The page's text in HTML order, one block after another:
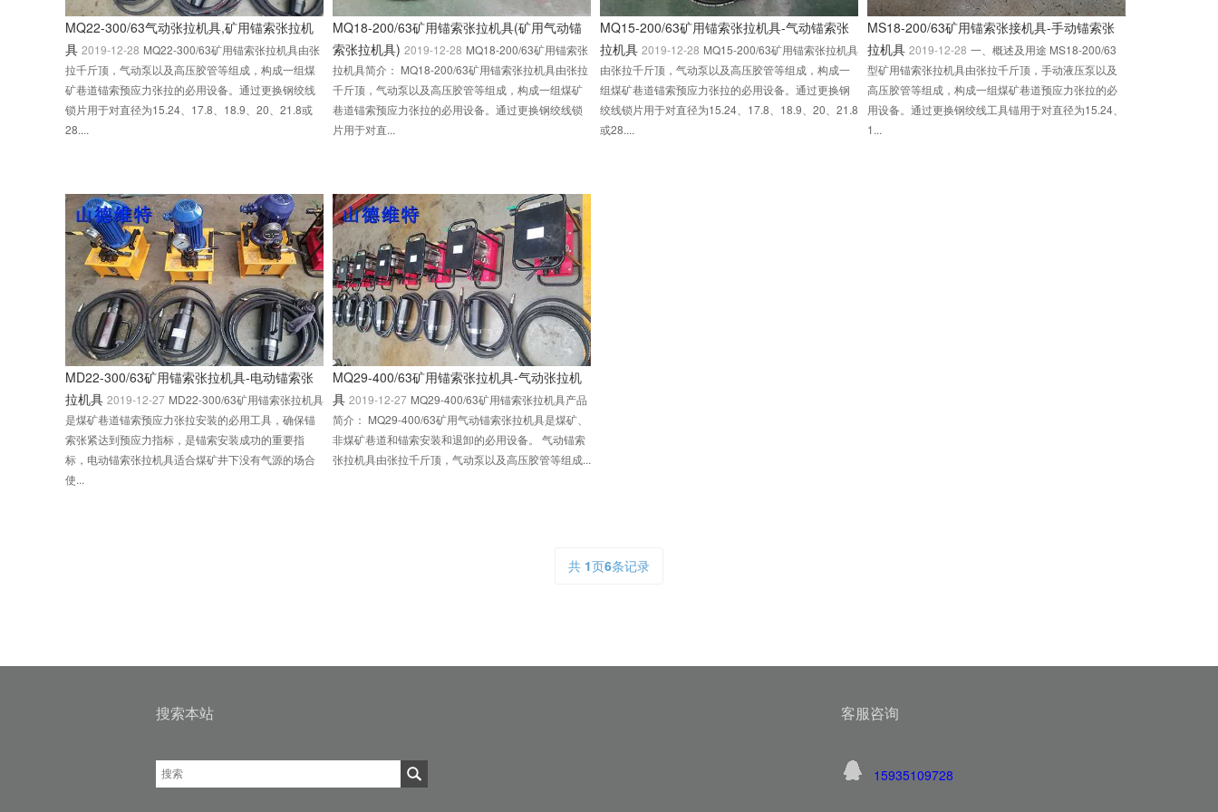
MQ22-300/63气动张拉机具,矿用锚索张拉机
具 2019-12-28 MQ22-300/63矿用锚索张拉机具由张
拉千斤顶，气动泵以及高压胶管等组成，构成一组煤
矿巷道锚索预应力张拉的必用设备。通过更换钢绞线
锁片用于对直径为15.24、17.8、18.9、20、21.8或
28....
MQ18-200/63矿用锚索张拉机具(矿用气动锚
索张拉机具) 2019-12-28 MQ18-200/63矿用锚索张
拉机具简介： MQ18-200/63矿用锚索张拉机具由张拉
千斤顶，气动泵以及高压胶管等组成，构成一组煤矿
巷道锚索预应力张拉的必用设备。通过更换钢绞线锁
片用于对直...
MQ15-200/63矿用锚索张拉机具-气动锚索张
拉机具 2019-12-28 MQ15-200/63矿用锚索张拉机具
由张拉千斤顶，气动泵以及高压胶管等组成，构成一
组煤矿巷道锚索预应力张拉的必用设备。通过更换钢
绞线锁片用于对直径为15.24、17.8、18.9、20、21.8
或28....
MS18-200/63矿用锚索张接机具-手动锚索张
拉机具 2019-12-28 一、概述及用途 MS18-200/63
型矿用锚索张拉机具由张拉千斤顶，手动液压泵以及
高压胶管等组成，构成一组煤矿巷道预应力张拉的必
用设备。通过更换钢绞线工具锚用于对直径为15.24、
1...
MD22-300/63矿用锚索张拉机具-电动锚索张
拉机具 2019-12-27 MD22-300/63矿用锚索张拉机具
是煤矿巷道锚索预应力张拉安装的必用工具，确保锚
索张紧达到预应力指标，是锚索安装成功的重要指
标，电动锚索张拉机具适合煤矿井下没有气源的场合
使...
MQ29-400/63矿用锚索张拉机具-气动张拉机
具 2019-12-27 MQ29-400/63矿用锚索张拉机具产品
简介： MQ29-400/63矿用气动锚索张拉机具是煤矿、
非煤矿巷道和锚索安装和退卸的必用设备。 气动锚索
张拉机具由张拉千斤顶，气动泵以及高压胶管等组成...
共 1页6条记录
搜索本站 客服咨询
15935109728